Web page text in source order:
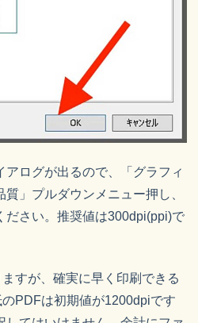
ログが出るので、「グラフィ
」プルダウンメニュー押し、
ださい。推奨値は300dpi(ppi)で
すが、確実に早く印刷できる
PDFは初期値が1200dpiです